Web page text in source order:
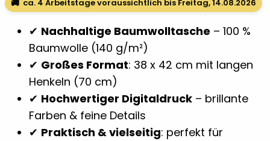
🚚 ca. 4 Arbeitstage voraussichtlich bis Freitag, 14.08.2026
✔ Nachhaltige Baumwolltasche – 100 %
Baumwolle (140 g/m²)
✔ Großes Format: 38 x 42 cm mit langen
Henkeln (70 cm)
✔ Hochwertiger Digitaldruck – brillante
Farben & feine Details
✔ Praktisch & vielseitig: perfekt für